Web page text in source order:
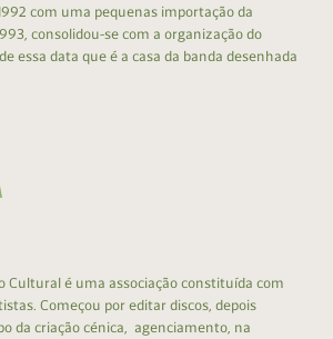
com uma pequenas importação da
consolidou-se com a organização do
essa data que é a casa da banda desenhada
Cultural é uma associação constituída com
Começou por editar discos, depois
da criação cénica, agenciamento, na